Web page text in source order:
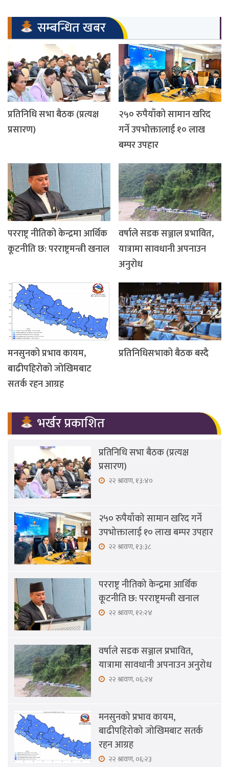
सम्बन्धित खबर
प्रतिनिधि सभा बैठक (प्रत्यक्ष
प्रसारण)
२५० रुपैयाँको सामान खरिद
गर्ने उपभोक्तालाई १० लाख
बम्पर उपहार
परराष्ट्र नीतिको केन्द्रमा आर्थिक
कूटनीति छ: परराष्ट्रमन्त्री खनाल
वर्षाले सडक सञ्जाल प्रभावित,
यात्रामा सावधानी अपनाउन
अनुरोध
मनसुनको प्रभाव कायम,
बाढीपहिरोको जोखिमबाट
सतर्क रहन आग्रह
प्रतिनिधिसभाको बैठक बस्दै
भर्खर प्रकाशित
प्रतिनिधि सभा बैठक (प्रत्यक्ष
प्रसारण)
२२ श्रावण, १३:४०
२५० रुपैयाँको सामान खरिद गर्ने
उपभोक्तालाई १० लाख बम्पर उपहार
२२ श्रावण, १३:३८
परराष्ट्र नीतिको केन्द्रमा आर्थिक
कूटनीति छ: परराष्ट्रमन्त्री खनाल
२२ श्रावण, १२:२४
वर्षाले सडक सञ्जाल प्रभावित,
यात्रामा सावधानी अपनाउन अनुरोध
२२ श्रावण, ०६:२४
मनसुनको प्रभाव कायम,
बाढीपहिरोको जोखिमबाट सतर्क
रहन आग्रह
२२ श्रावण, ०६:२३